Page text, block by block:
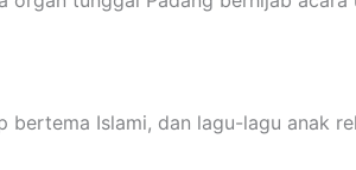
Islami, dan lagu-lagu anak